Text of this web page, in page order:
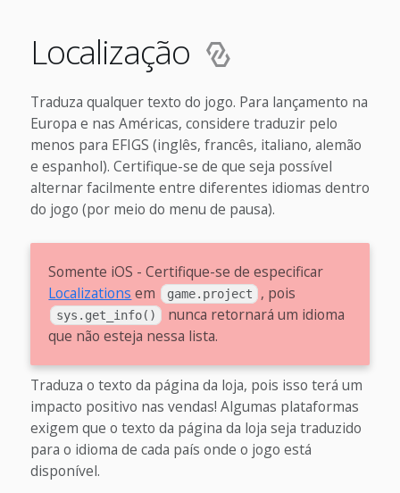
Localização
Traduza qualquer texto do jogo. Para lançamento na
Europa e nas Américas, considere traduzir pelo
menos para EFIGS (inglês, francês, italiano, alemão
e espanhol). Certifique-se de que seja possível
alternar facilmente entre diferentes idiomas dentro
do jogo (por meio do menu de pausa).
Somente iOS - Certifique-se de especificar
Localizations em game.project , pois
sys.get_info()
nunca retornará um idioma
que não esteja nessa lista.
Traduza o texto da página da loja, pois isso terá um
impacto positivo nas vendas! Algumas plataformas
exigem que o texto da página da loja seja traduzido
para o idioma de cada país onde o jogo está
disponível.